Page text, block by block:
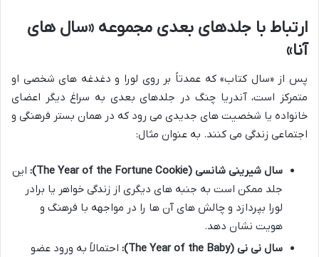
ارتباط با جلدهای بعدی مجموعه «سال های
آنا»
پس از «سال کتاب» که عمدتاً بر روی لورا و دغدغه های شخصی او
متمرکز است، آندریا چنگ در جلدهای بعدی به سراغ دیگر اعضای
خانواده یا شخصیت های جدیدی می رود که در همان بستر فرهنگی و
اجتماعی زندگی می کنند. به عنوان مثال:
سال شیرینی شانسی (The Year of the Fortune Cookie):
این
جلد ممکن است به جنبه های دیگری از زندگی خواهر یا برادر
لورا بپردازد و چالش های آن ها را در مواجهه با فرهنگ و
هویت نشان دهد.
سال نی نی (The Year of the Baby):
احتمالاً به ورود عضو